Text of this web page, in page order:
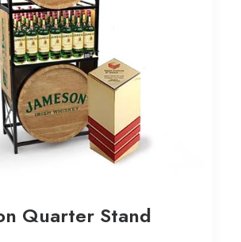
Quarter Stand